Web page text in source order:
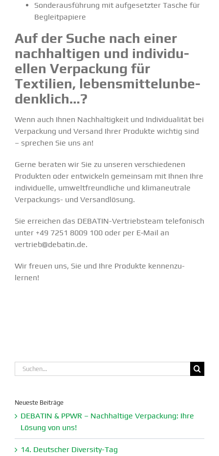
Sonder­aus­führung mit aufge­setzter Tasche für
Begleit­pa­piere
Auf der Suche nach einer
nachhal­tigen und indivi­du­
ellen Verpa­ckung für
Textilien, lebens­mit­tel­un­be­
denklich…?
Wenn auch Ihnen Nachhal­tigkeit und Indivi­dua­lität bei
Verpa­ckung und Versand Ihrer Produkte wichtig sind
– sprechen Sie uns an!
Gerne beraten wir Sie zu unseren verschie­denen
Produkten oder entwi­ckeln gemeinsam mit Ihnen Ihre
indivi­duelle, umwelt­freund­liche und klima­neu­trale
Verpa­­ckungs- und Versand­lösung.
Sie erreichen das DEBATIN-Vertriebsteam telefo­nisch
unter +49 7251 8009 100 oder per E‑Mail an
vertrieb@debatin.de.
Wir freuen uns, Sie und Ihre Produkte kennen­zu­
lernen!
Suche
nach:
Neueste Beiträge
DEBATIN & PPWR – Nachhaltige Verpa­ckung: Ihre
Lösung von uns!
14. Deutscher Diversity-Tag